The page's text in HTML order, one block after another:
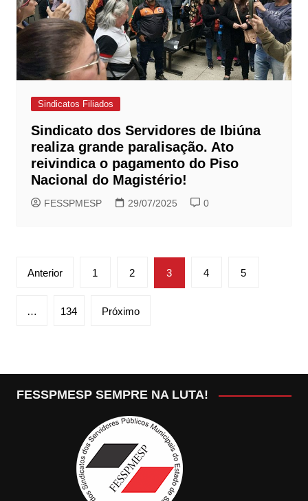
Sindicatos Filiados
Sindicato dos Servidores de Ibiúna
realiza grande paralisação. Ato
reivindica o pagamento do Piso
Nacional do Magistério!
FESSPMESP 29/07/2025 0
Paginação
posts
Anterior 1 2 3 4 5
… 134 Próximo
FESSPMESP SEMPRE NA LUTA!